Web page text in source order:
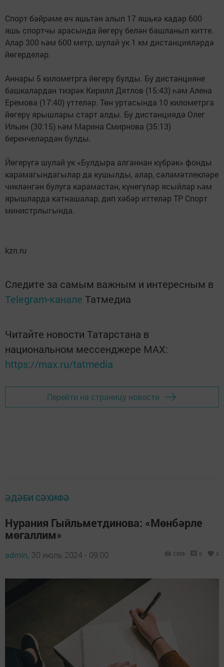
Спорт бәйрәме өч яшьтән алып 17 яшькә кадәр 600
яшь спортчы арасында йөгерү белән башланып китте.
Алар 300 һәм 600 метр, шулай ук 1 км дистанцияләрдә
йөгерделәр.
Аннары 5 километрга йөгерү булды. Бу дистанцияне
башкалардан тизрәк Кирилл Дятлов (15:43) һәм Алена
Еремова (17:40) үттеләр. Төн уртасында 10 километрга
йөгерү ярышлары старт алды. Бу дистанциядә Олег
Ильин (30:15) һәм Марина Смирнова (35:13)
беренчеләрдән булды.
Йөгерүгә шулай ук «Булдыра алганнан күбрәк» фонды
карамагындагылар да кушылды, алар, сәламәтлекләре
чикләнгән булуга карамастан, күнегүләр ясыйлар һәм
ярышларда катнашалар, дип хәбәр иттеләр ТР Спорт
министрлыгында.
kzn.ru
Следите за самым важным и интересным в
Telegram-канале Татмедиа
Читайте новости Татарстана в
национальном мессенджере MАХ:
https://max.ru/tatmedia
Перейти на страницу новости
ӘДӘБИ СӘХИФӘ
Нурания Гыйльметдинова: «Мөнбәрле
мөгаллим»
admin, 30 июль 2024 - 09:00 2369 0 0